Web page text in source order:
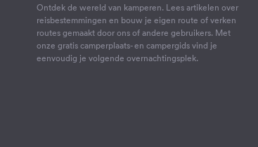
Ontdek de wereld van kamperen. Lees artikelen over
reisbestemmingen en bouw je eigen route of verken
routes gemaakt door ons of andere gebruikers. Met
onze gratis camperplaats- en campergids vind je
eenvoudig je volgende overnachtingsplek.